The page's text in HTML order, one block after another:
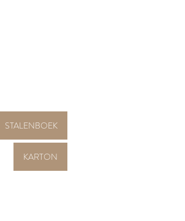
STALENBOEK
KARTON